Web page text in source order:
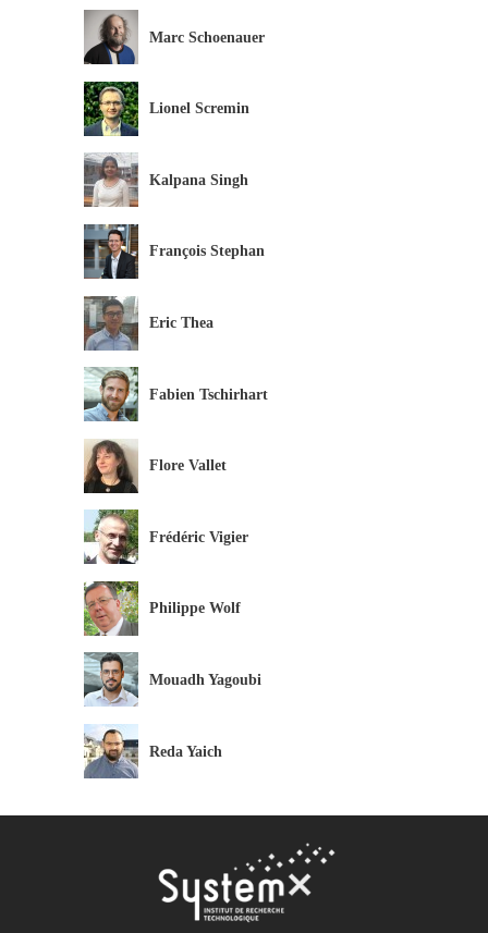
Marc Schoenauer
Lionel Scremin
Kalpana Singh
François Stephan
Eric Thea
Fabien Tschirhart
Flore Vallet
Frédéric Vigier
Philippe Wolf
Mouadh Yagoubi
Reda Yaich